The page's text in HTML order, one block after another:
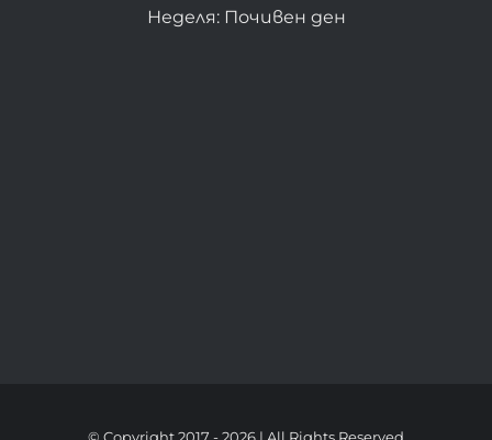
Неделя: Почивен ден